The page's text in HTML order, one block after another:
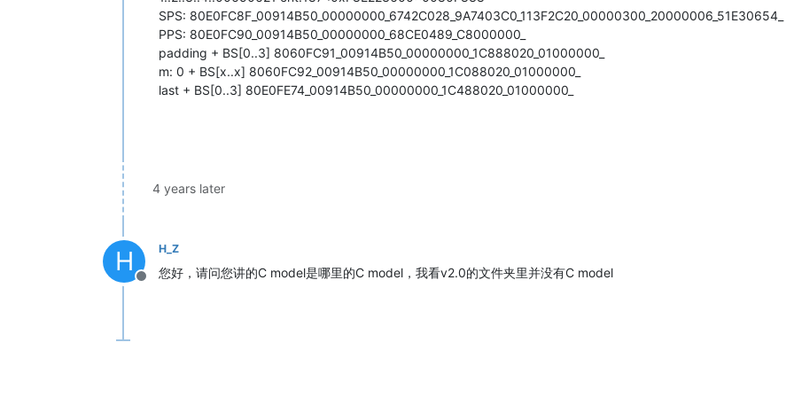
SPS: 80E0FC8F_00914B50_00000000_6742C028_9A7403C0_113F2C20_00000300_20000006_51E30654_
PPS: 80E0FC90_00914B50_00000000_68CE0489_C8000000_
padding + BS[0..3] 8060FC91_00914B50_00000000_1C888020_01000000_
m: 0 + BS[x..x] 8060FC92_00914B50_00000000_1C088020_01000000_
last + BS[0..3] 80E0FE74_00914B50_00000000_1C488020_01000000_
4 years later
H
Offline
H_Z
您好，请问您讲的C model是哪里的C model，我看v2.0的文件夹里并没有C model